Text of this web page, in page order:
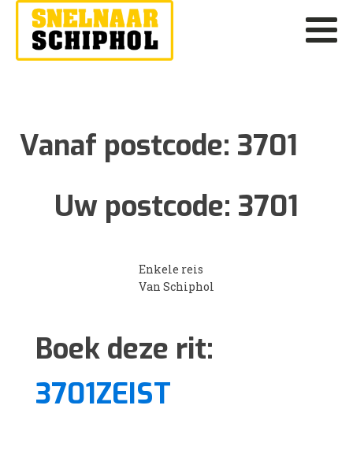
Vanaf postcode: 3701
Uw postcode: 3701
Enkele reis
Van Schiphol
Boek deze rit:
3701ZEIST